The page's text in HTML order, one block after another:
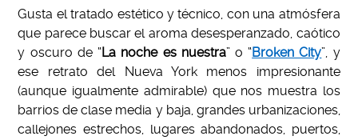
Gusta el tratado estético y técnico, con una atmósfera
que parece buscar el aroma desesperanzado, caótico
y oscuro de “La noche es nuestra” o “Broken City”, y
ese retrato del Nueva York menos impresionante
(aunque igualmente admirable) que nos muestra los
barrios de clase media y baja, grandes urbanizaciones,
callejones estrechos, lugares abandonados, puertos,